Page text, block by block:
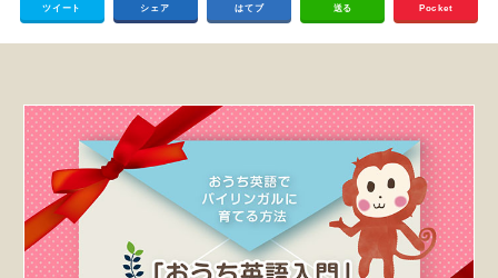
ツイート シェア はてブ 送る Pocket